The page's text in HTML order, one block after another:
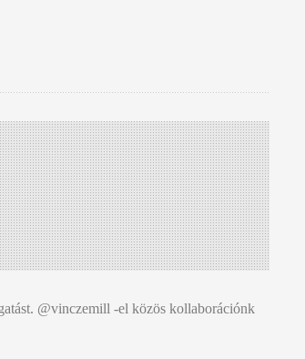
@vinczemill -el közös kollaborációnk